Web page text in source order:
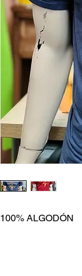
100% ALGODÓN